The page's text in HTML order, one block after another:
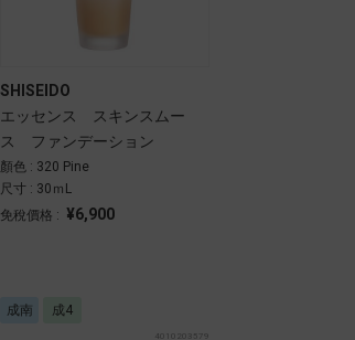
SHISEIDO
エッセンス スキンスムー
ス ファンデーション
顏色 : 320 Pine
尺寸 : 30ｍL
免稅價格 : ¥6,900
成南 成4
4010203579